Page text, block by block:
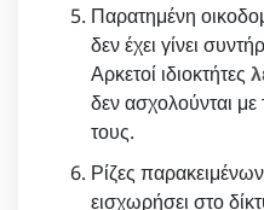
Παρατημένη
δεν έχει γίνει
Αρκετοί ιδιοκτήτες
δεν ασχολούνται με
τους.
Ρίζες
εισχωρήσει στο